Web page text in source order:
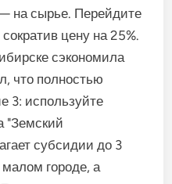
на сырье. Перейдите
цену на 25%.
сэкономила
что полностью
3: используйте
"Земский
субсидии до 3
малом городе, а